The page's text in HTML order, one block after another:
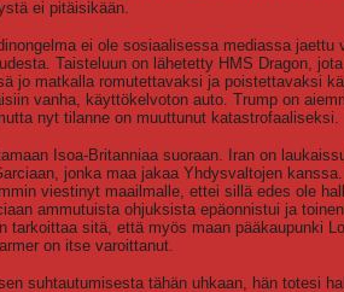
ei pitäisikään.
ei ole sosiaalisessa mediassa
Taisteluun on lähetetty HMS Dragon,
jo matkalla romutettavaksi ja poistettavaksi
vanha, käyttökelvoton auto. Trump on
nyt tilanne on muuttunut katastrofaaliseksi.
Isoa-Britanniaa suoraan. Iran on
jonka maa jakaa Yhdysvaltojen
viestinyt maailmalle, ettei sillä edes ole
ammutuista ohjuksista epäonnistui ja
tarkoittaa sitä, että myös maan pääkaupunki
on itse varoittanut.
suhtautumisesta tähän uhkaan, hän totesi